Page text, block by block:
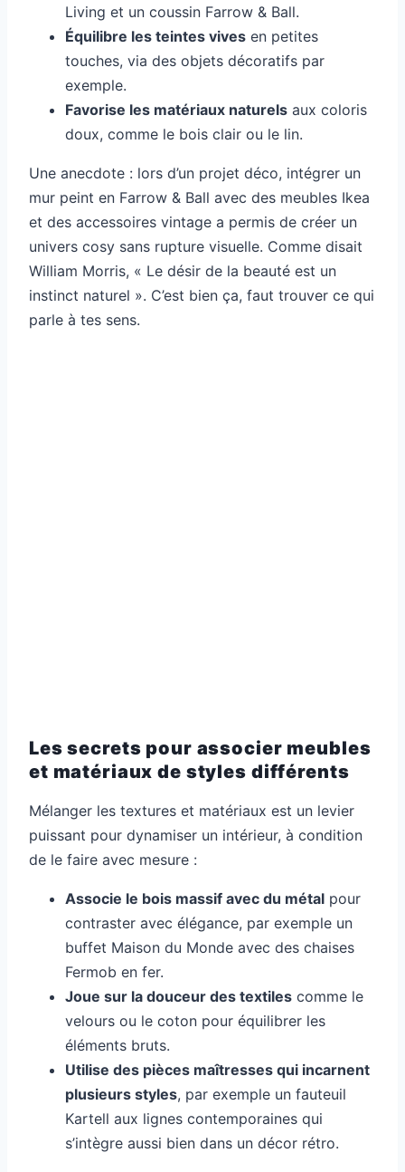
Living et un coussin Farrow & Ball.
Équilibre les teintes vives en petites
touches, via des objets décoratifs par
exemple.
Favorise les matériaux naturels aux coloris
doux, comme le bois clair ou le lin.
Une anecdote : lors d’un projet déco, intégrer un
mur peint en Farrow & Ball avec des meubles Ikea
et des accessoires vintage a permis de créer un
univers cosy sans rupture visuelle. Comme disait
William Morris, « Le désir de la beauté est un
instinct naturel ». C’est bien ça, faut trouver ce qui
parle à tes sens.
Les secrets pour associer meubles
et matériaux de styles différents
Mélanger les textures et matériaux est un levier
puissant pour dynamiser un intérieur, à condition
de le faire avec mesure :
Associe le bois massif avec du métal pour
contraster avec élégance, par exemple un
buffet Maison du Monde avec des chaises
Fermob en fer.
Joue sur la douceur des textiles comme le
velours ou le coton pour équilibrer les
éléments bruts.
Utilise des pièces maîtresses qui incarnent
plusieurs styles, par exemple un fauteuil
Kartell aux lignes contemporaines qui
s’intègre aussi bien dans un décor rétro.